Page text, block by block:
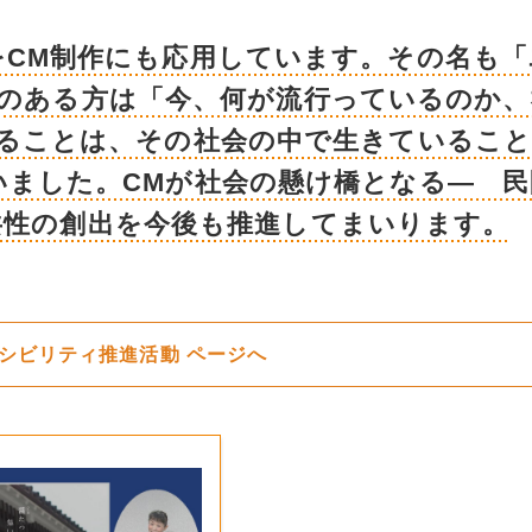
制作にも応用しています。その名も「
ある方は「今、何が流行っているのか
ことは、その社会の中で生きているこ
ました。CMが社会の懸け橋となる― 民
の創出を今後も推進してまいります。
ビリティ推進活動 ページへ